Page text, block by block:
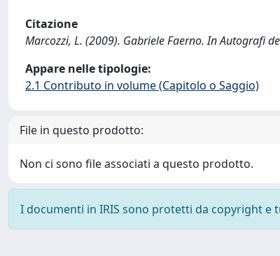
Citazione
Marcozzi, L. (2009). Gabriele Faerno. In Autografi
Appare nelle tipologie:
2.1 Contributo in volume (Capitolo o Saggio)
File in questo prodotto:
Non ci sono file associati a questo prodotto.
I documenti in IRIS sono protetti da copyright